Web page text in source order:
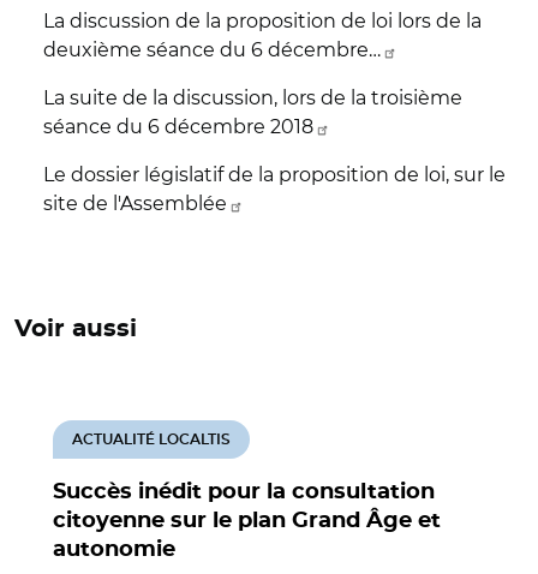
La discussion de la proposition de loi lors de la
deuxième séance du 6 décembre…
La suite de la discussion, lors de la troisième
séance du 6 décembre 2018
Le dossier législatif de la proposition de loi, sur le
site de l'Assemblée
Voir aussi
Succès inédit pour la consultation
citoyenne sur le plan Grand Âge et
autonomie
ACTUALITÉ LOCALTIS